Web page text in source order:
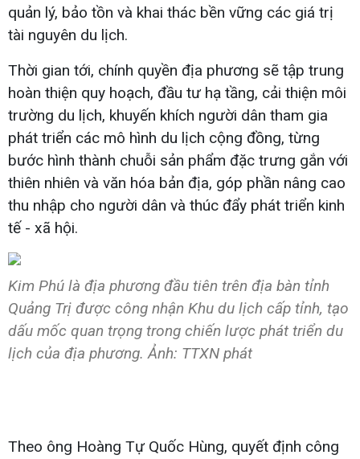
quản lý, bảo tồn và khai thác bền vững các giá trị
tài nguyên du lịch.
Thời gian tới, chính quyền địa phương sẽ tập trung
hoàn thiện quy hoạch, đầu tư hạ tầng, cải thiện môi
trường du lịch, khuyến khích người dân tham gia
phát triển các mô hình du lịch cộng đồng, từng
bước hình thành chuỗi sản phẩm đặc trưng gắn với
thiên nhiên và văn hóa bản địa, góp phần nâng cao
thu nhập cho người dân và thúc đẩy phát triển kinh
tế - xã hội.
Kim Phú là địa phương đầu tiên trên địa bàn tỉnh
Quảng Trị được công nhận Khu du lịch cấp tỉnh, tạo
dấu mốc quan trọng trong chiến lược phát triển du
lịch của địa phương. Ảnh: TTXN phát
Theo ông Hoàng Tự Quốc Hùng, quyết định công